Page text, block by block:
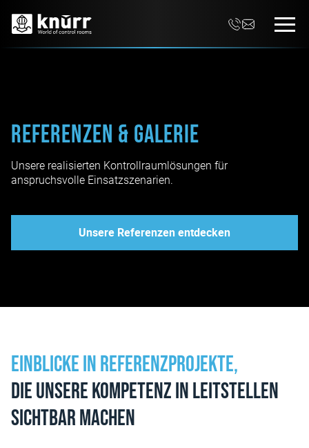
Referenzen & Galerie
Unsere realisierten Kontrollraumlösungen für
anspruchsvolle Einsatzszenarien.
Unsere Referenzen entdecken
Einblicke in Referenzprojekte,
die unsere Kompetenz in Leitstellen
sichtbar machen